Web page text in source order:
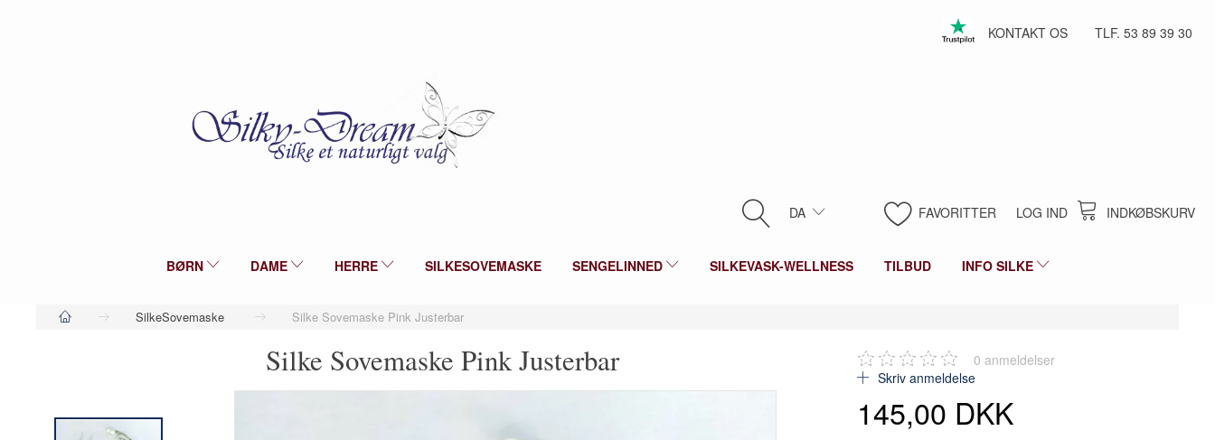
TLF. 53 89 39 30
KONTAKT OS
INDKØBSKURV
FAVORITTER LOG IND
DA
BØRN DAME HERRE SILKESOVEMASKE SENGELINNED SILKEVASK-WELLNESS TILBUD INFO SILKE
SilkeSovemaske Silke Sovemaske Pink Justerbar
Silke Sovemaske Pink Justerbar 0 anmeldelser
Skriv anmeldelse
145,00 DKK